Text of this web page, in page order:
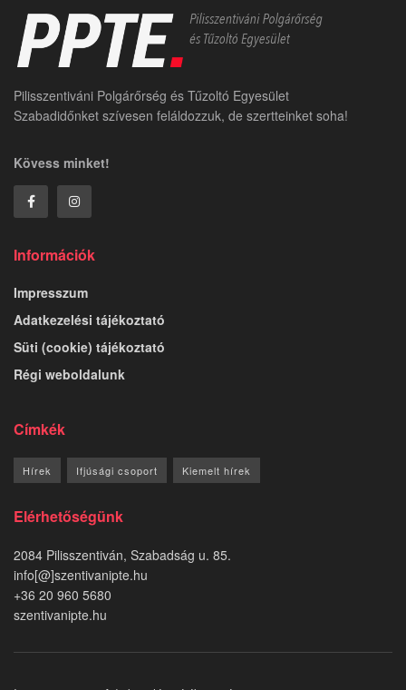
Pilisszentiváni Polgárőrség és Tűzoltó Egyesület
Szabadidőnket szívesen feláldozzuk, de szertteinket soha!
Kövess minket!
Információk
Impresszum
Adatkezelési tájékoztató
Süti (cookie) tájékoztató
Régi weboldalunk
Címkék
Hírek Ifjúsági csoport Kiemelt hírek
Elérhetőségünk
2084 Pilisszentiván, Szabadság u. 85.
info[@]szentivanipte.hu
+36 20 960 5680
szentivanipte.hu